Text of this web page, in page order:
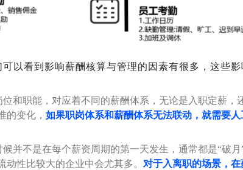
以看到影响薪酬核算与管理的因素有很多，这些
和职能，对应着不同的薪酬体系，无论是入职定薪，
的变化， 如果职岗体系和薪酬体系无法联动，就需要
并不是在每个薪资周期的第一天发生，通常都是“破
动性比较大的企业中会尤其多。 对于入离职的场景，